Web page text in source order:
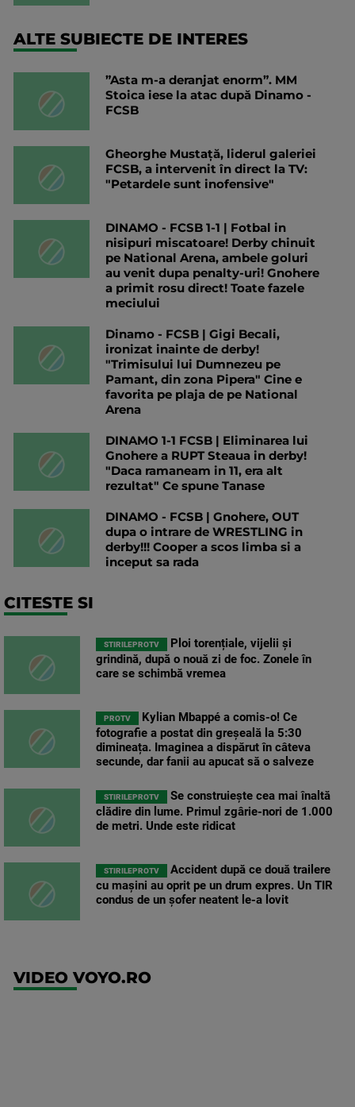
ALTE SUBIECTE DE INTERES
”Asta m-a deranjat enorm”. MM
Stoica iese la atac după Dinamo -
FCSB
Gheorghe Mustață, liderul galeriei
FCSB, a intervenit în direct la TV:
"Petardele sunt inofensive"
DINAMO - FCSB 1-1 | Fotbal in
nisipuri miscatoare! Derby chinuit
pe National Arena, ambele goluri
au venit dupa penalty-uri! Gnohere
a primit rosu direct! Toate fazele
meciului
Dinamo - FCSB | Gigi Becali,
ironizat inainte de derby!
"Trimisului lui Dumnezeu pe
Pamant, din zona Pipera" Cine e
favorita pe plaja de pe National
Arena
DINAMO 1-1 FCSB | Eliminarea lui
Gnohere a RUPT Steaua in derby!
"Daca ramaneam in 11, era alt
rezultat" Ce spune Tanase
DINAMO - FCSB | Gnohere, OUT
dupa o intrare de WRESTLING in
derby!!! Cooper a scos limba si a
inceput sa rada
CITESTE SI
STIRILEPROTV
Ploi torențiale, vijelii și
grindină, după o nouă zi de foc. Zonele în
care se schimbă vremea
PROTV
Kylian Mbappé a comis-o! Ce
fotografie a postat din greșeală la 5:30
dimineața. Imaginea a dispărut în câteva
secunde, dar fanii au apucat să o salveze
STIRILEPROTV
Se construiește cea mai înaltă
clădire din lume. Primul zgârie-nori de 1.000
de metri. Unde este ridicat
STIRILEPROTV
Accident după ce două trailere
cu mașini au oprit pe un drum expres. Un TIR
condus de un șofer neatent le-a lovit
VIDEO VOYO.RO